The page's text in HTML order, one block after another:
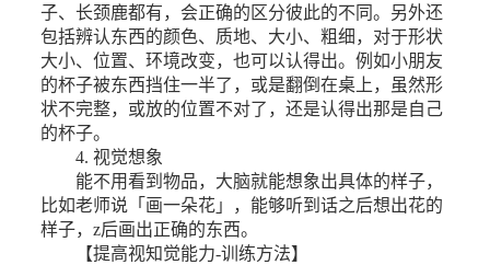
子、长颈鹿都有，会正确的区分彼此的不同。另外还
包括辨认东西的颜色、质地、大小、粗细，对于形状
大小、位置、环境改变，也可以认得出。例如小朋友
的杯子被东西挡住一半了，或是翻倒在桌上，虽然形
状不完整，或放的位置不对了，还是认得出那是自己
的杯子。
4. 视觉想象
能不用看到物品，大脑就能想象出具体的样子，
比如老师说「画一朵花」，能够听到话之后想出花的
样子，z后画出正确的东西。
【提高视知觉能力-训练方法】